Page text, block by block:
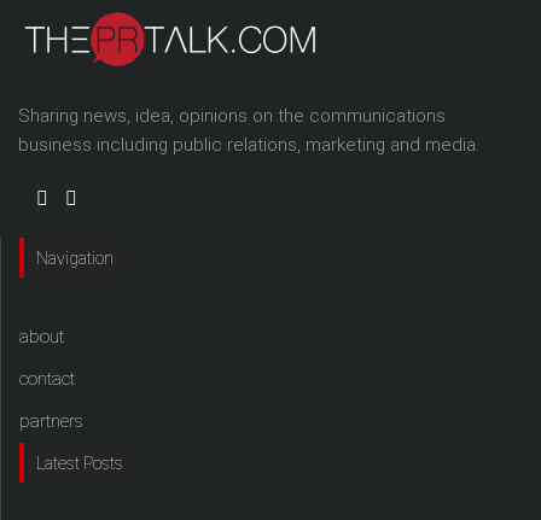
Sharing news, idea, opinions on the communications
business including public relations, marketing and media.
Navigation
about
contact
partners
Latest Posts